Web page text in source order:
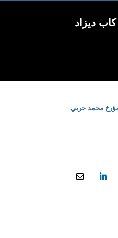
ديزاد
محمد حربي